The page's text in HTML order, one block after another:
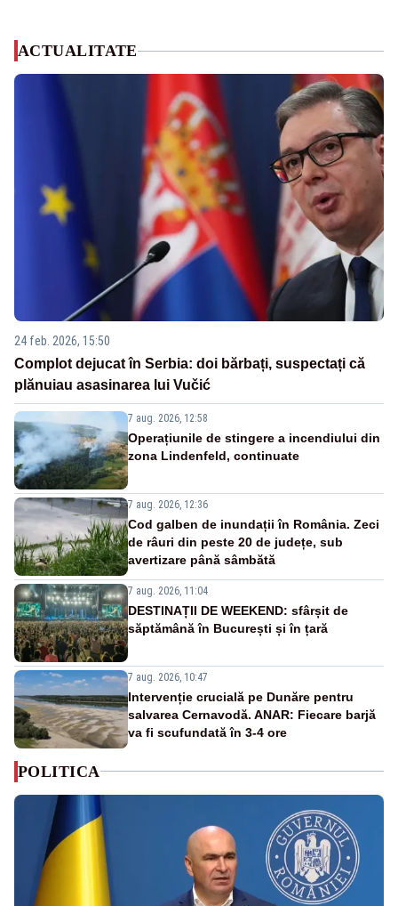
ACTUALITATE
24 feb. 2026, 15:50
Complot dejucat în Serbia: doi bărbați, suspectați că
plănuiau asasinarea lui Vučić
7 aug. 2026, 12:58
Operațiunile de stingere a incendiului din
zona Lindenfeld, continuate
7 aug. 2026, 12:36
Cod galben de inundații în România. Zeci
de râuri din peste 20 de județe, sub
avertizare până sâmbătă
7 aug. 2026, 11:04
DESTINAȚII DE WEEKEND: sfârșit de
săptămână în București și în țară
7 aug. 2026, 10:47
Intervenție crucială pe Dunăre pentru
salvarea Cernavodă. ANAR: Fiecare barjă
va fi scufundată în 3-4 ore
POLITICA